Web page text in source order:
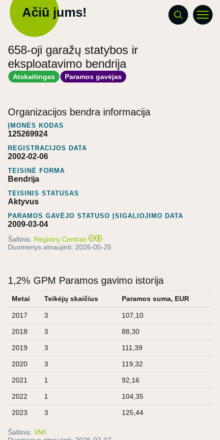
Ačiū jums!
658-oji garažų statybos ir
eksploatavimo bendrija
Atskaitingas Paramos gavėjas
Organizacijos bendra informacija
ĮMONĖS KODAS
125269924
REGISTRACIJOS DATA
2002-02-06
TEISINĖ FORMA
Bendrija
TEISINIS STATUSAS
Aktyvus
PARAMOS GAVĖJO STATUSO ĮSIGALIOJIMO DATA
2009-03-04
Šaltinis: Registrų Centras
Duomenys atnaujinti: 2026-05-25
1,2% GPM Paramos gavimo istorija
Metai Teikėjų skaičius Paramos suma, EUR
2017 3 107,10
2018 3 88,30
2019 3 111,39
2020 3 119,32
2021 1 92,16
2022 1 104,35
2023 3 125,44
Šaltinis: VMI